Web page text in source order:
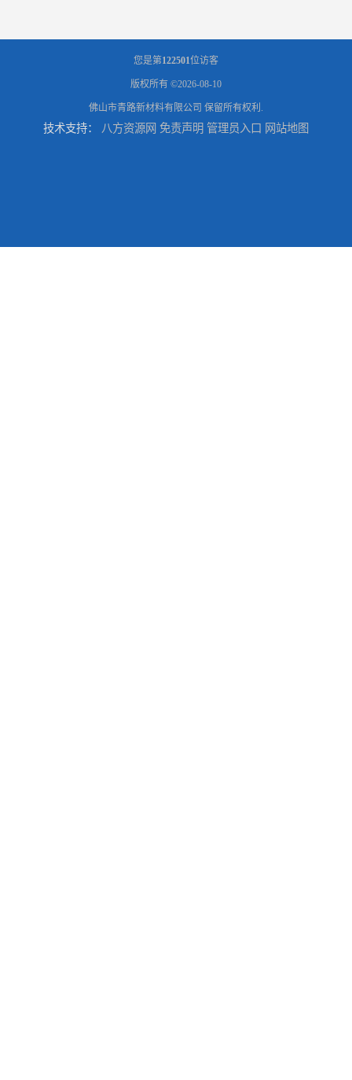
您是第122501位访客
版权所有 ©2026-08-10
佛山市青路新材料有限公司 保留所有权利.
技术支持： 八方资源网 免责声明 管理员入口 网站地图